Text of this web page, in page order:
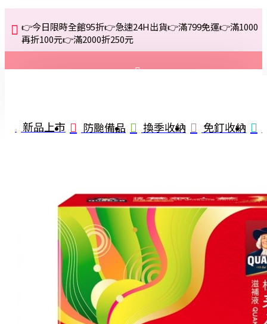
👉今日限時全館95折👉急速24H出貨👉滿799免運👉滿1000
再折100元👉滿2000折250元
註冊
新品上市 防颱備品 換季收納 免釘收納